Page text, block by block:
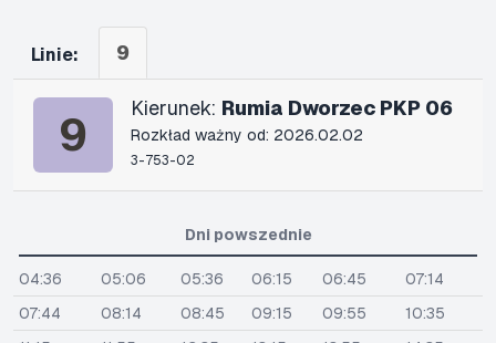
Linie: 9
9 Kierunek: Rumia Dworzec PKP 06
Rozkład ważny od: 2026.02.02
3-753-02
Dni powszednie
04:36 05:06 05:36 06:15 06:45
07:14
07:44
08:14 08:45 09:15 09:55
10:35